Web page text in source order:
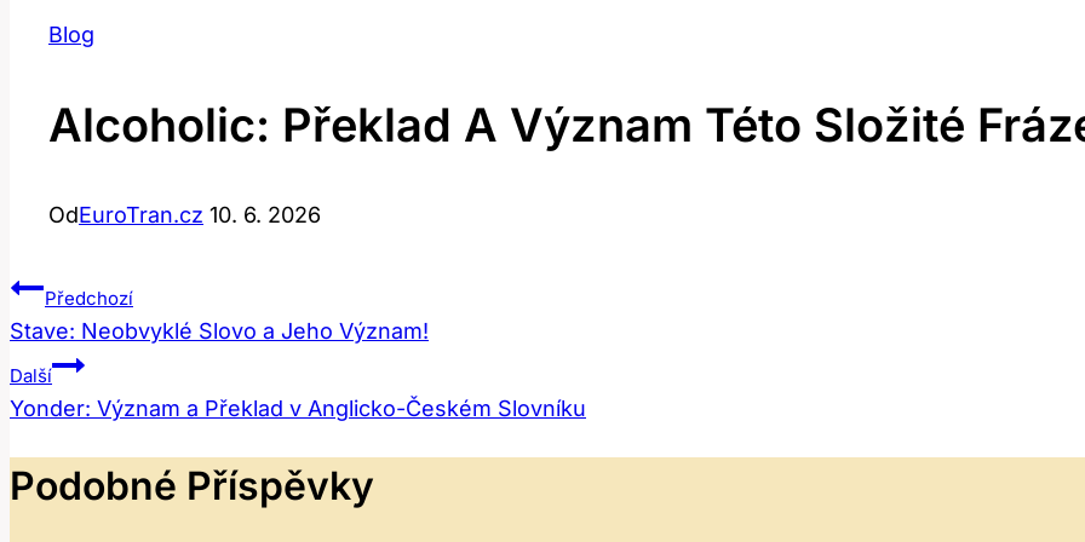
Blog
Alcoholic: Překlad A Význam Této Složité
OdEuroTran.cz 10. 6. 2026
Navigace
Pro
Příspěvek
Předchozí
Stave: Neobvyklé Slovo a Jeho Význam!
Další
Yonder: Význam a Překlad v Anglicko-Českém Slovníku
Podobné Příspěvky